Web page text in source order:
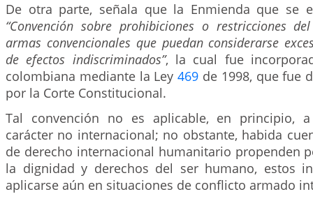
De otra parte, señala que la Enmienda que se
“Convención sobre prohibiciones o restricciones
armas convencionales que puedan considerarse
de efectos indiscriminados”, la cual fue
colombiana mediante la Ley469 de 1998, que fue
por la Corte Constitucional.
Tal convención no es aplicable, en principio,
carácter no internacional; no obstante, habida
de derecho internacional humanitario propenden
la dignidad y derechos del ser humano, estos
aplicarse aún en situaciones de conflicto armado